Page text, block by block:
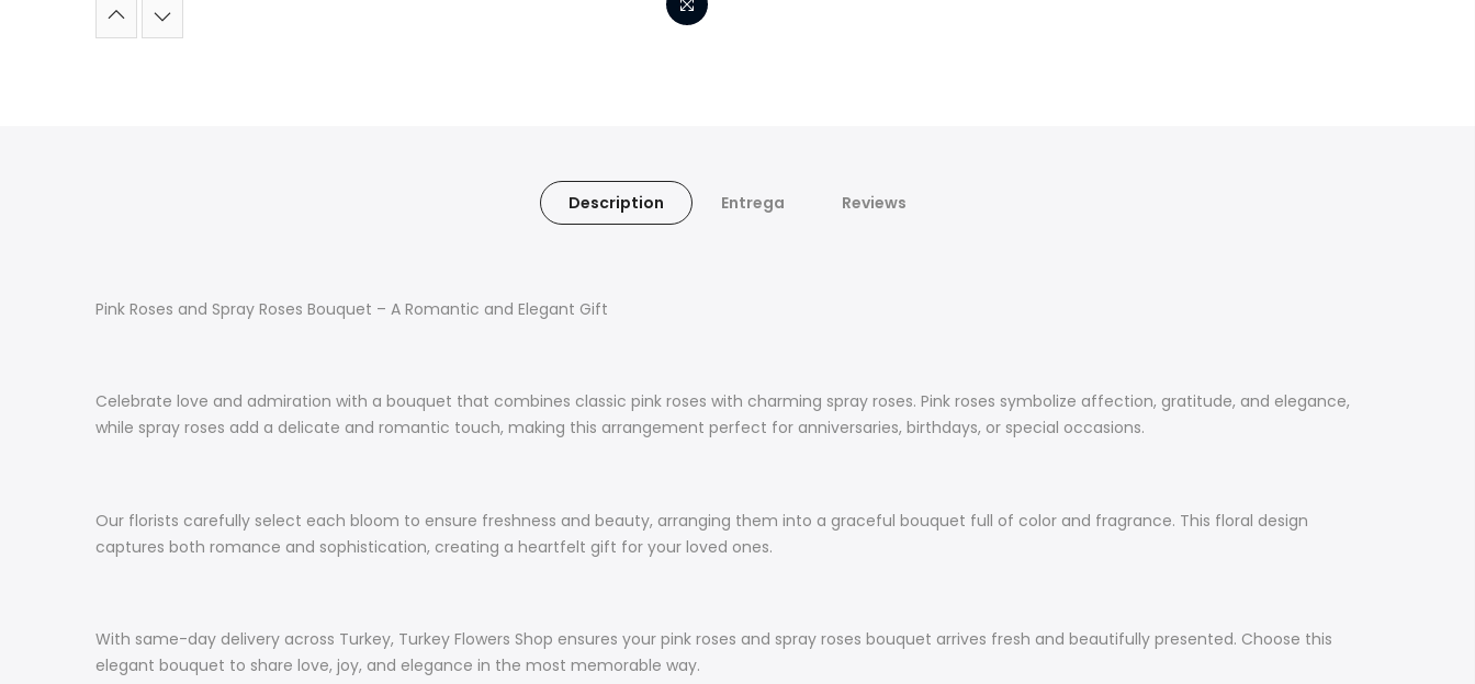
Description Entrega Reviews
Pink Roses and Spray Roses Bouquet – A Romantic and Elegant Gift
Celebrate love and admiration with a bouquet that combines classic pink roses with charming spray roses. Pink roses symbolize affection, gratitude, and elegance,
while spray roses add a delicate and romantic touch, making this arrangement perfect for anniversaries, birthdays, or special occasions.
Our florists carefully select each bloom to ensure freshness and beauty, arranging them into a graceful bouquet full of color and fragrance. This floral design
captures both romance and sophistication, creating a heartfelt gift for your loved ones.
With same-day delivery across Turkey, Turkey Flowers Shop ensures your pink roses and spray roses bouquet arrives fresh and beautifully presented. Choose this
elegant bouquet to share love, joy, and elegance in the most memorable way.